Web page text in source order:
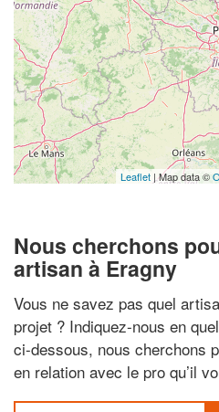
Leaflet | Map data ©
Nous cherchons
artisan à Eragny
Vous ne savez pas quel
projet ? Indiquez-nous en
ci-dessous, nous cherchons
en relation avec le pro qu’il